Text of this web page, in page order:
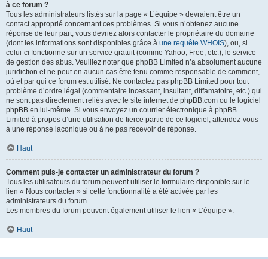
à ce forum ?
Tous les administrateurs listés sur la page « L’équipe » devraient être un
contact approprié concernant ces problèmes. Si vous n’obtenez aucune
réponse de leur part, vous devriez alors contacter le propriétaire du domaine
(dont les informations sont disponibles grâce à une requête WHOIS), ou, si
celui-ci fonctionne sur un service gratuit (comme Yahoo, Free, etc.), le service
de gestion des abus. Veuillez noter que phpBB Limited n’a absolument aucune
juridiction et ne peut en aucun cas être tenu comme responsable de comment,
où et par qui ce forum est utilisé. Ne contactez pas phpBB Limited pour tout
problème d’ordre légal (commentaire incessant, insultant, diffamatoire, etc.) qui
ne sont pas directement reliés avec le site internet de phpBB.com ou le logiciel
phpBB en lui-même. Si vous envoyez un courrier électronique à phpBB
Limited à propos d’une utilisation de tierce partie de ce logiciel, attendez-vous
à une réponse laconique ou à ne pas recevoir de réponse.
Haut
Comment puis-je contacter un administrateur du forum ?
Tous les utilisateurs du forum peuvent utiliser le formulaire disponible sur le
lien « Nous contacter » si cette fonctionnalité a été activée par les
administrateurs du forum.
Les membres du forum peuvent également utiliser le lien « L’équipe ».
Haut